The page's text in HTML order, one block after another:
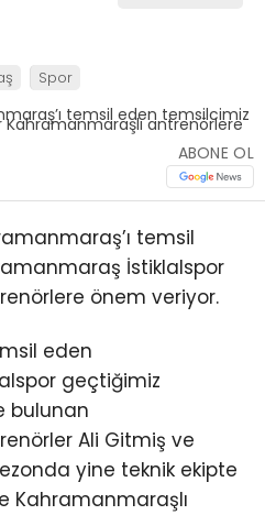
Spor
ABONE OL
temsil
İstiklalspor
önem veriyor.
eden
geçtiğimiz
bulunan
Ali Gitmiş ve
yine teknik ekipte
Kahramanmaraşlı